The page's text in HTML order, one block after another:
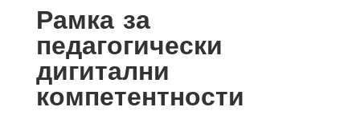
EU INITIATIVES
POLICY RECOMMENDATIONS
Рамка за
педагогически
дигитални
компетентности